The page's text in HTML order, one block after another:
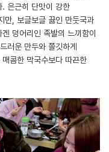
은근히 단맛이 강한
만, 보글보글 끓인 만둣국과
덩어리인 족발의 느끼함이
러운 만두와 쫄깃하게
콤한 막국수보다 따끈한